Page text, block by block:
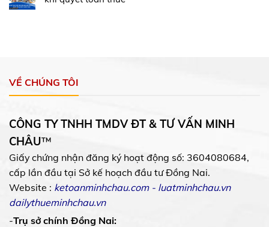
VỀ CHÚNG TÔI
CÔNG TY TNHH TMDV ĐT & TƯ VẤN MINH
CHÂU™
Giấy chứng nhận đăng ký hoạt động số: 3604080684,
cấp lần đầu tại Sở kế hoạch đầu tư Đồng Nai.
Website : ketoanminhchau.com- luatminhchau.vn
dailythueminhchau.vn
-Trụ sở chính Đồng Nai: